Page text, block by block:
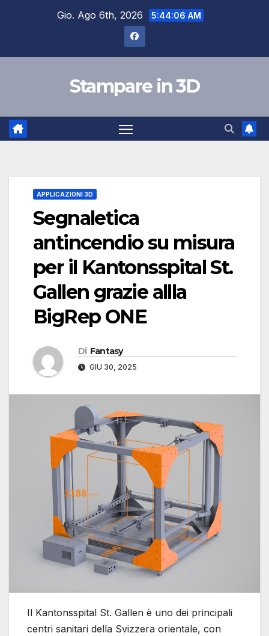
Gio. Ago 6th, 2026 5:44:07 AM
Stampare in 3D
APPLICAZIONI 3D
Segnaletica
antincendio su misura
per il Kantonsspital St.
Gallen grazie allla
BigRep ONE
Di Fantasy
GIU 30, 2025
Il Kantonsspital St. Gallen è uno dei principali
centri sanitari della Svizzera orientale, con